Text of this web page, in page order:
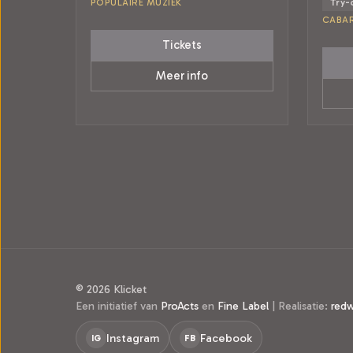
POPULAIRE MUZIEK
Tickets
Meer info
Try-
© 2026 Klicket
Een initiatief van ProActs en Fine Label | Realisatie:
IG Instagram FB Facebook